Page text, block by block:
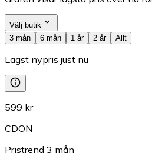
Välj butik
3 mån
6 mån 1 år 2 år Allt
Lägst nypris just nu
599 kr
CDON
Pristrend 3 mån